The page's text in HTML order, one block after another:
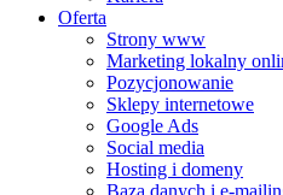
Oferta
Strony www
Marketing lokalny
Pozycjonowanie
Sklepy internetowe
Google Ads
Social media
Hosting i domeny
Baza danych i